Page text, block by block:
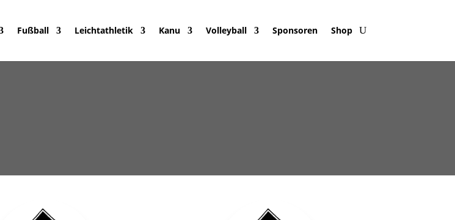
Fußball Leichtathletik Kanu Volleyball Sponsoren Shop